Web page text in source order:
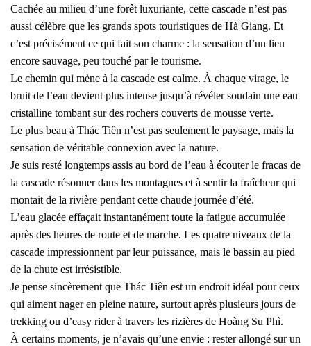
Cachée au milieu d’une forêt luxuriante, cette cascade n’est pas
aussi célèbre que les grands spots touristiques de Hà Giang. Et
c’est précisément ce qui fait son charme : la sensation d’un lieu
encore sauvage, peu touché par le tourisme.
Le chemin qui mène à la cascade est calme. À chaque virage, le
bruit de l’eau devient plus intense jusqu’à révéler soudain une eau
cristalline tombant sur des rochers couverts de mousse verte.
Le plus beau à Thác Tiên n’est pas seulement le paysage, mais la
sensation de véritable connexion avec la nature.
Je suis resté longtemps assis au bord de l’eau à écouter le fracas de
la cascade résonner dans les montagnes et à sentir la fraîcheur qui
montait de la rivière pendant cette chaude journée d’été.
L’eau glacée effaçait instantanément toute la fatigue accumulée
après des heures de route et de marche. Les quatre niveaux de la
cascade impressionnent par leur puissance, mais le bassin au pied
de la chute est irrésistible.
Je pense sincèrement que Thác Tiên est un endroit idéal pour ceux
qui aiment nager en pleine nature, surtout après plusieurs jours de
trekking ou d’easy rider à travers les rizières de Hoàng Su Phì.
À certains moments, je n’avais qu’une envie : rester allongé sur un